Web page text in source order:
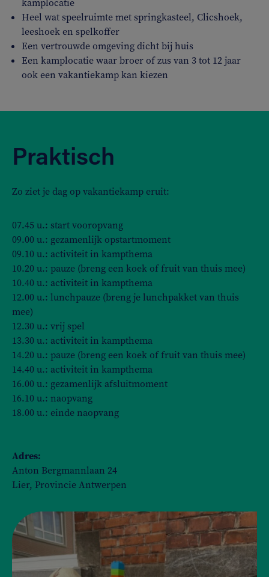
kamplocatie
Heel wat speelruimte met springkasteel, Clicshoek,
leeshoek en spelkoffer
Een vertrouwde omgeving dicht bij huis
Een kamplocatie waar broer of zus van 3 tot 12 jaar
ook een vakantiekamp kan kiezen
Praktisch
Zo ziet je dag op vakantiekamp eruit:
07.45 u.: start vooropvang
09.00 u.: gezamenlijk opstartmoment
09.10 u.: activiteit in kampthema
10.20 u.: pauze (breng een koek of fruit van thuis mee)
10.40 u.: activiteit in kampthema
12.00 u.: lunchpauze (breng je lunchpakket van thuis
mee)
12.30 u.: vrij spel
13.30 u.: activiteit in kampthema
14.20 u.: pauze (breng een koek of fruit van thuis mee)
14.40 u.: activiteit in kampthema
16.00 u.: gezamenlijk afsluitmoment
16.10 u.: naopvang
18.00 u.: einde naopvang
Adres:
Anton Bergmannlaan 24
Lier, Provincie Antwerpen